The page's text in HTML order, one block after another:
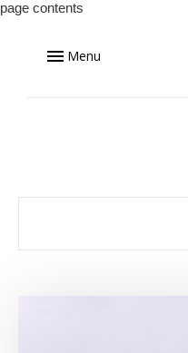
page contents
Menu